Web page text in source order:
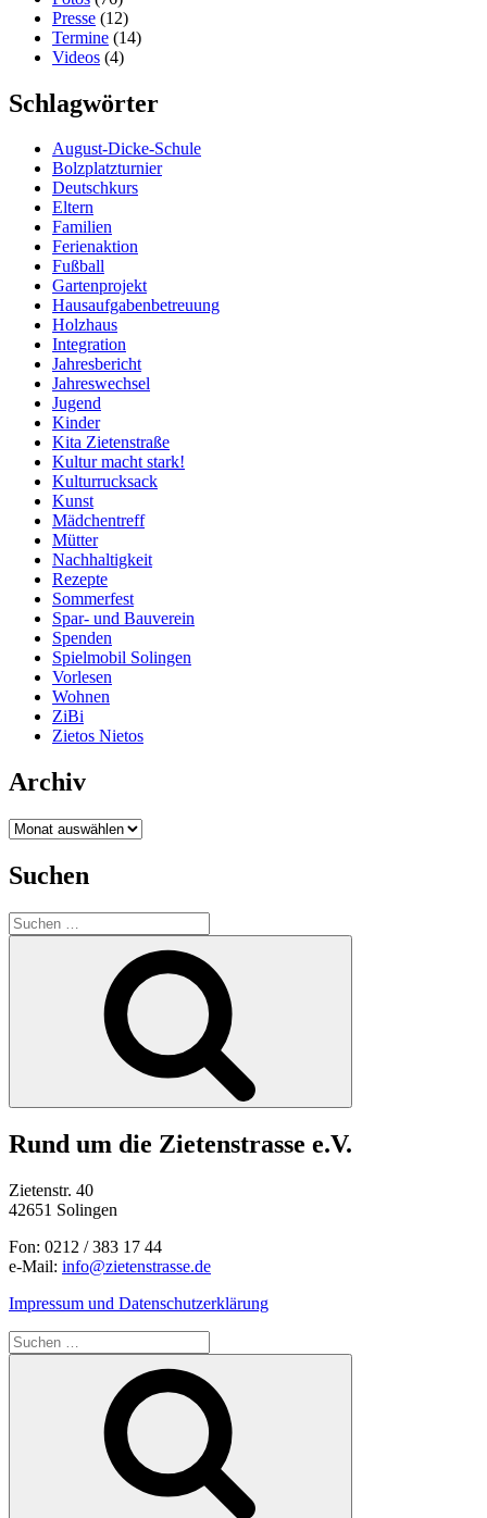
Presse (12)
Termine (14)
Videos (4)
Schlagwörter
August-Dicke-Schule
Bolzplatzturnier
Deutschkurs
Eltern
Familien
Ferienaktion
Fußball
Gartenprojekt
Hausaufgabenbetreuung
Holzhaus
Integration
Jahresbericht
Jahreswechsel
Jugend
Kinder
Kita Zietenstraße
Kultur macht stark!
Kulturrucksack
Kunst
Mädchentreff
Mütter
Nachhaltigkeit
Rezepte
Sommerfest
Spar- und Bauverein
Spenden
Spielmobil Solingen
Vorlesen
Wohnen
ZiBi
Zietos Nietos
Archiv
Archiv
Suchen
Suchen
nach:
Rund um die Zietenstrasse e.V.
Zietenstr. 40
42651 Solingen
Fon: 0212 / 383 17 44
e-Mail: info@zietenstrasse.de
Impressum und Datenschutzerklärung
Suchen
nach: